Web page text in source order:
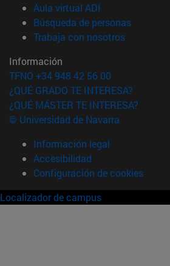
Aula virtual ADI
Búsqueda de personas(abre en
Trabaja con nosotros(abre en
Información
TFNO +34 948 42 56 00
¿QUÉ GRADO TE INTERESA?
¿QUÉ MÁSTER TE INTERESA?
© Universidad de Navarra
Información legal
Accesibilidad
Configuración de cookies
Localizador de campus